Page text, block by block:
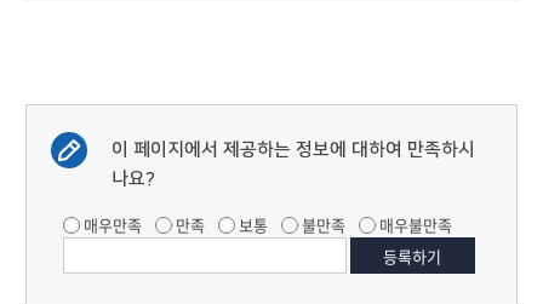
이 페이지에서 제공하는 정보에 대하여 만족하시
나요?
매우만족 만족 보통 불만족 매우불만족